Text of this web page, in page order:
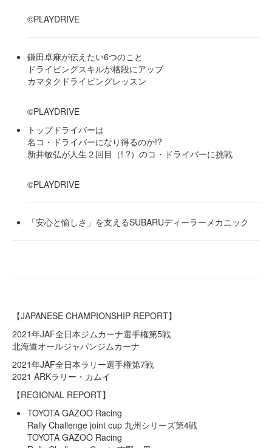
©PLAYDRIVE
鎌田卓麻が伝えたい6つのこと
ドライビングスキルが格段にアップ
カマタクドライビングレッスン
©PLAYDRIVE
トップドライバーは
名コ・ドライバーになり得るのか!?
新井敏弘が人生２回目（! ?）のコ・ドライバーに挑戦
©PLAYDRIVE
「安心と愉しさ」を支えるSUBARUディーラーメカニック
【JAPANESE CHAMPIONSHIP REPORT】
2021年JAF全日本ジムカーナ選手権第5戦
北海道オールジャパンジムカーナ
2021年JAF全日本ラリー選手権第7戦
2021 ARKラリー・カムイ
【REGIONAL REPORT】
TOYOTA GAZOO Racing
Rally Challenge joint cup 九州シリーズ第4戦
TOYOTA GAZOO Racing